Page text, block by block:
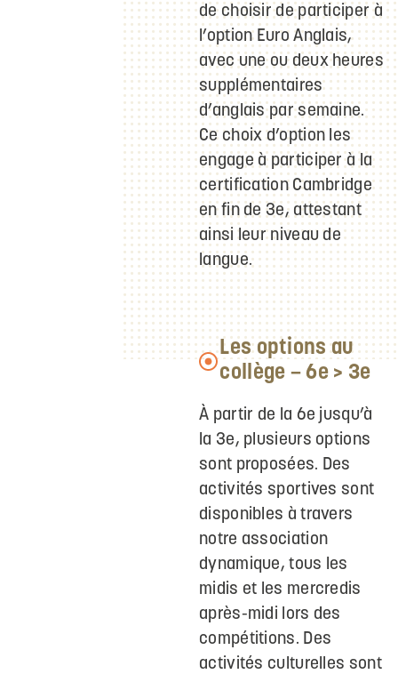
de choisir de participer à
l’option Euro Anglais,
avec une ou deux heures
supplémentaires
d’anglais par semaine.
Ce choix d’option les
engage à participer à la
certification Cambridge
en fin de 3e, attestant
ainsi leur niveau de
langue.​
Les options au
collège – 6e > 3e
À partir de la 6e jusqu’à
la 3e, plusieurs options
sont proposées. Des
activités sportives sont
disponibles à travers
notre association
dynamique, tous les
midis et les mercredis
après-midi lors des
compétitions. Des
activités culturelles sont